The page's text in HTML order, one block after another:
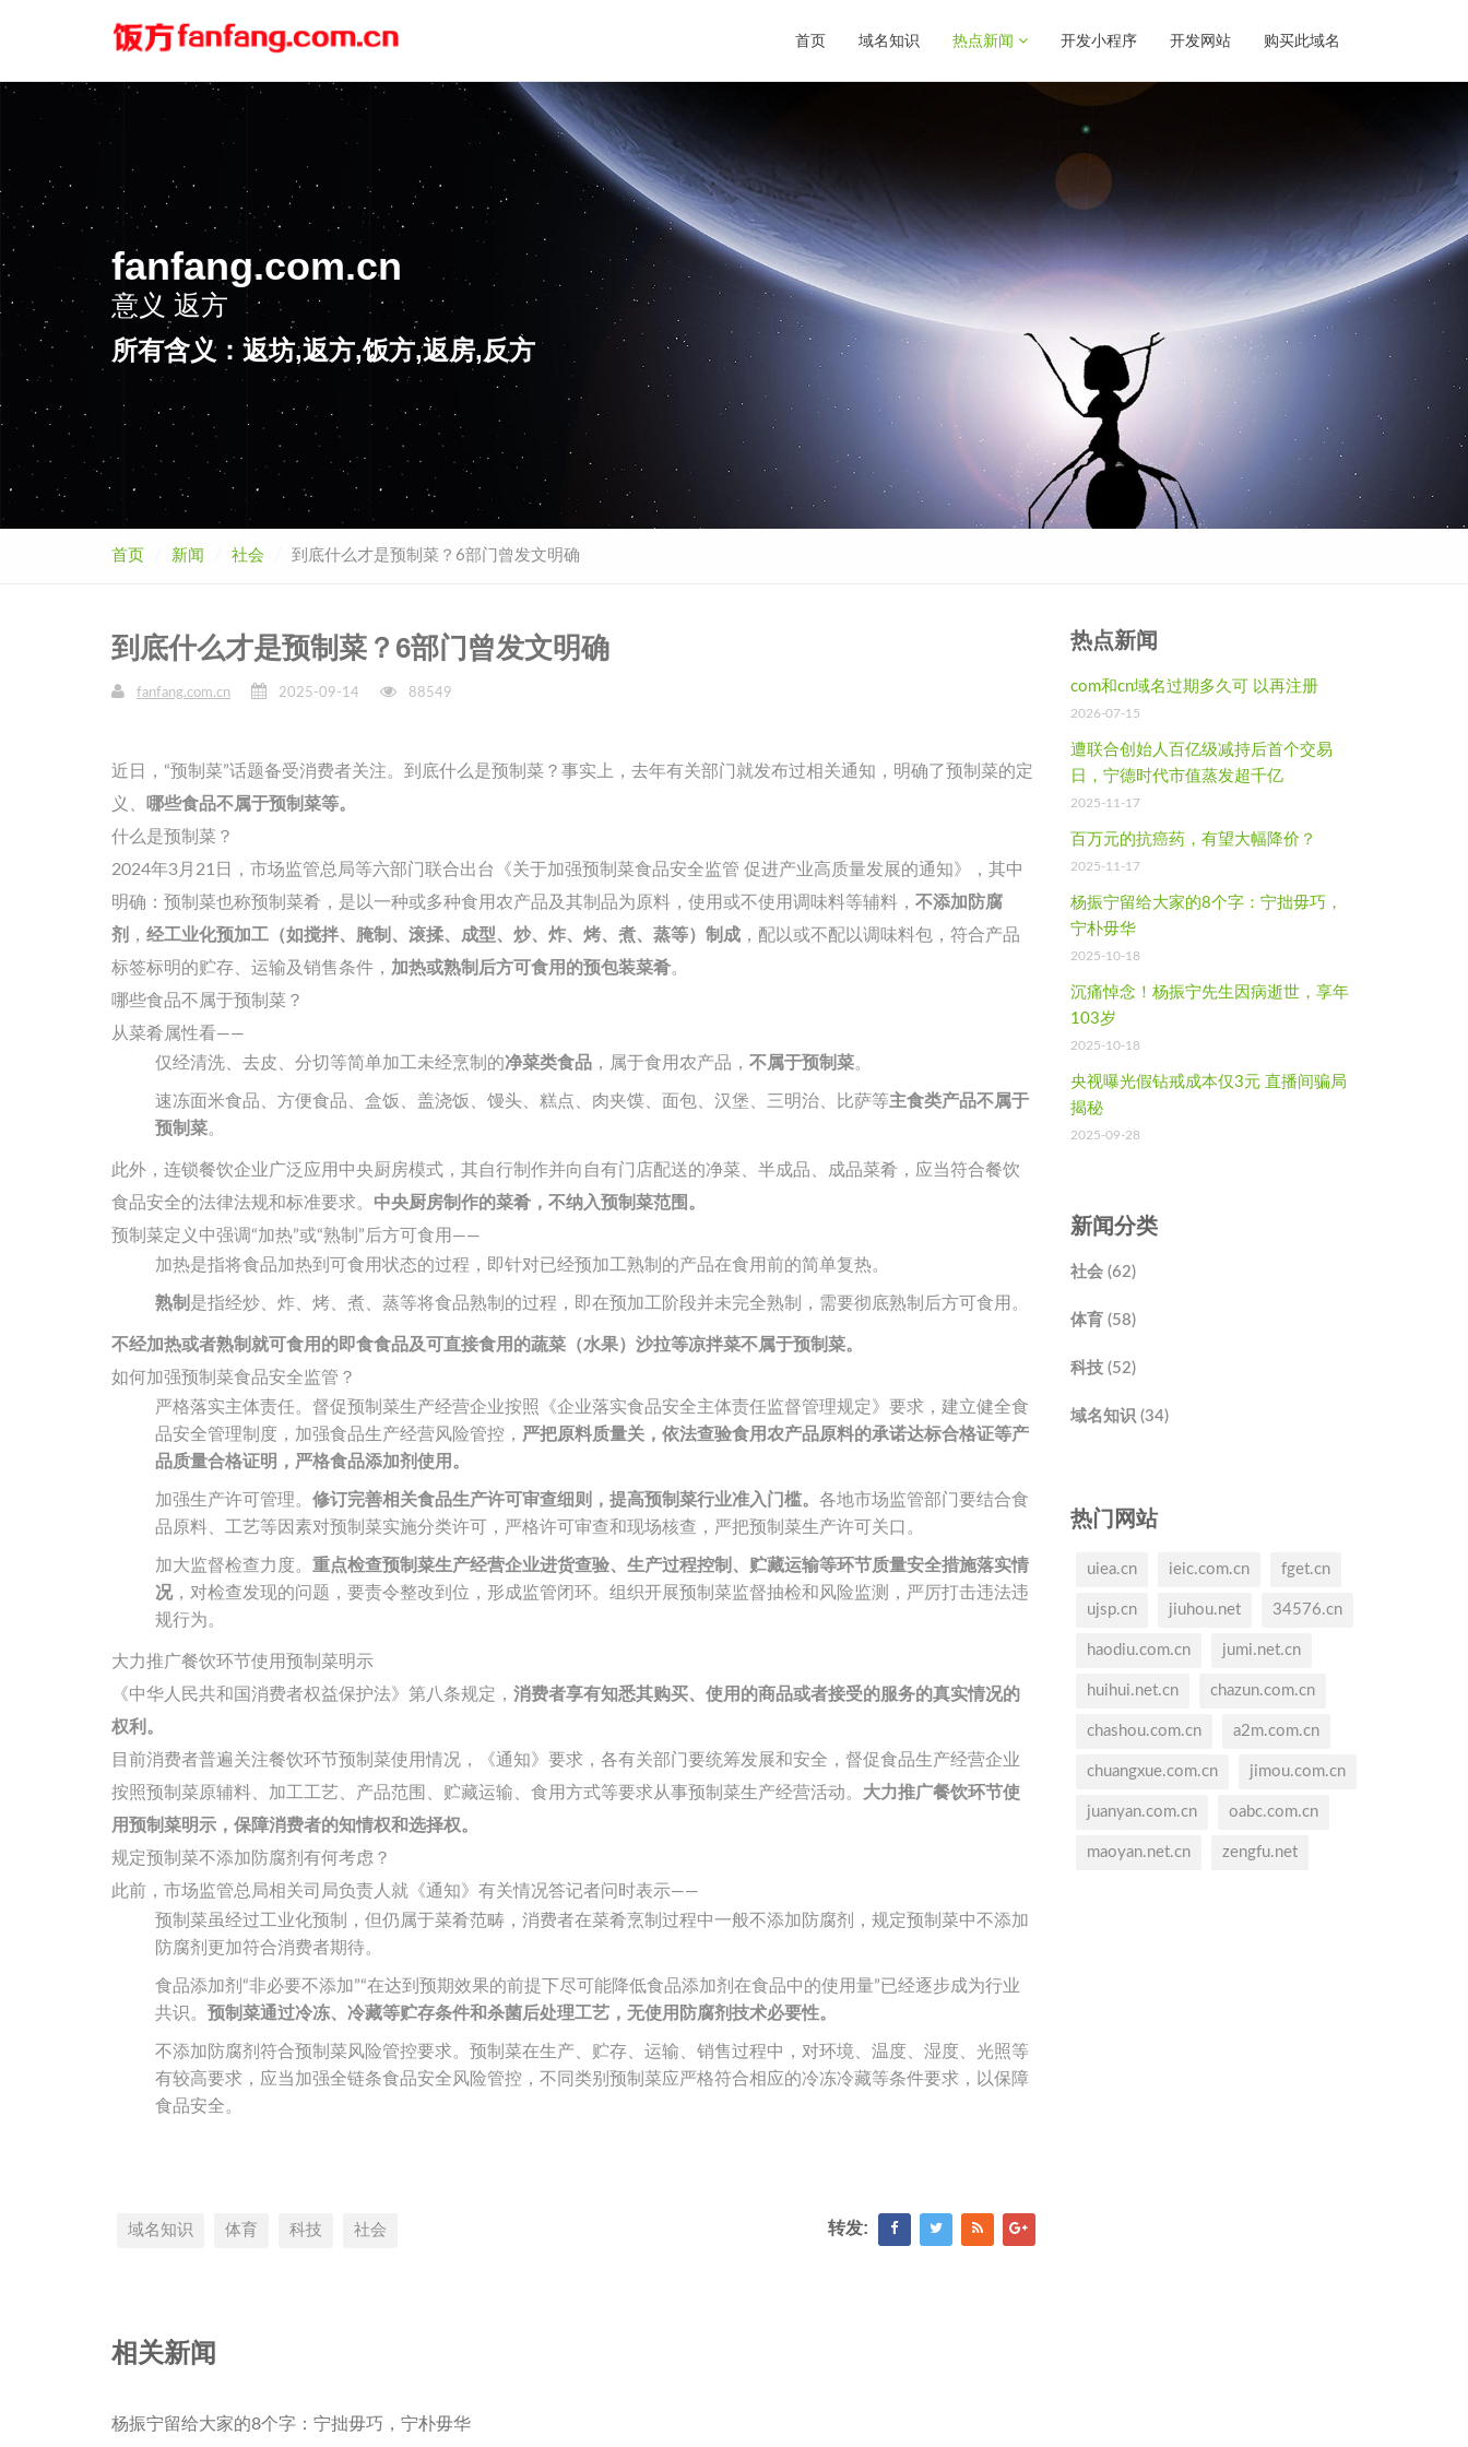
首页 域名知识 热点新闻 开发小程序 开发网站 购买此域名
fanfang.com.cn
意义 返方
所有含义：返坊,返方,饭方,返房,反方
首页 新闻 社会 到底什么才是预制菜？6部门曾发文明确
到底什么才是预制菜？6部门曾发文明确
fanfang.com.cn 2025-09-14 88549
近日，“预制菜”话题备受消费者关注。到底什么是预制菜？事实上，去年有关部门就发布过相关通知，明确了预制菜的定
义、
哪些食品不属于预制菜等。
什么是预制菜？
2024年3月21日，市场监管总局等六部门联合出台《关于加强预制菜食品安全监管 促进产业高质量发展的通知》，其中
明确：预制菜也称预制菜肴，是以一种或多种食用农产品及其制品为原料，使用或不使用调味料等辅料， 不添加防腐
剂
， 经工业化预加工（如搅拌、腌制、滚揉、成型、炒、炸、烤、煮、蒸等）制成 ，配以或不配以调味料包，符合产品
标签标明的贮存、运输及销售条件， 加热或熟制 后方可食用的预包装菜肴。
哪些食品不属于预制菜？
从菜肴属性看——
仅经清洗、去皮、分切等简单加工未经烹制的净菜类食品 ，属于食用农产品， 不属于预制菜。
速冻面米食品、方便食品、盒饭、盖浇饭、馒头、糕点、肉夹馍、面包、汉堡、三明治、比萨等主食类产品不属于
预制菜。
此外，连锁餐饮企业广泛应用中央厨房模式，其自行制作并向自有门店配送的净菜、半成品、成品菜肴，应当符合餐饮
食品安全的法律法规和标准要求。 中央厨房制作的菜肴，不纳入预制菜范围。
预制菜定义中强调“加热”或“熟制”后方可食用——
加热是指将食品加热到可食用状态的过程，即针对已经预加工熟制的产品在食用前的简单复热。
熟制 是指经炒、炸、烤、煮、蒸等将食品熟制的过程，即在预加工阶段并未完全熟制，需要彻底熟制后方可食用。
不经加热或者熟制就可食用的即食食品及可直接食用的蔬菜（水果）沙拉等凉拌菜不属于预制菜。
如何加强预制菜食品安全监管？
严格落实主体责任。督促预制菜生产经营企业按照《企业落实食品安全主体责任监督管理规定》要求，建立健全食
品安全管理制度，加强食品生产经营风险管控， 严把原料质量关，依法查验食用农产品原料的承诺达标合格证等产
品质量合格证明，严格食品添加剂使用。
加强生产许可管理。 修订完善相关食品生产许可审查细则，提高预制菜行业准入门槛。 各地市场监管部门要结合食
品原料、工艺等因素对预制菜实施分类许可，严格许可审查和现场核查，严把预制菜生产许可关口。
加大监督检查力度。 重点检查预制菜生产经营企业进货查验、生产过程控制、贮藏运输等环节质量安全措施落实情
况，对检查发现的问题，要责令整改到位，形成监管闭环。组织开展预制菜监督抽检和风险监测，严厉打击违法违
规行为。
大力推广餐饮环节使用预制菜明示
《中华人民共和国消费者权益保护法》第八条规定， 消费者享有知悉其购买、使用的商品或者接受的服务的真实情况的
权利。
目前消费者普遍关注餐饮环节预制菜使用情况，《通知》要求，各有关部门要统筹发展和安全，督促食品生产经营企业
按照预制菜原辅料、加工工艺、产品范围、贮藏运输、食用方式等要求从事预制菜生产经营活动。 大力推广餐饮环节使
用预制菜明示，保障消费者的知情权和选择权。
规定预制菜不添加防腐剂有何考虑？
此前，市场监管总局相关司局负责人就《通知》有关情况答记者问时表示——
预制菜虽经过工业化预制，但仍属于菜肴范畴，消费者在菜肴烹制过程中一般不添加防腐剂，规定预制菜中不添加
防腐剂更加符合消费者期待。
食品添加剂“非必要不添加”“在达到预期效果的前提下尽可能降低食品添加剂在食品中的使用量”已经逐步成为行业
共识。 预制菜通过冷冻、冷藏等贮存条件和杀菌后处理工艺，无使用防腐剂技术必要性。
不添加防腐剂符合预制菜风险管控要求。预制菜在生产、贮存、运输、销售过程中，对环境、温度、湿度、光照等
有较高要求，应当加强全链条食品安全风险管控，不同类别预制菜应严格符合相应的冷冻冷藏等条件要求，以保障
食品安全。
域名知识 体育 科技 社会 转发:
相关新闻
杨振宁留给大家的8个字：宁拙毋巧，宁朴毋华
热点新闻
com和cn域名过期多久可 以再注册
2026-07-15
遭联合创始人百亿级减持后首个交易
日，宁德时代市值蒸发超千亿
2025-11-17
百万元的抗癌药，有望大幅降价？
2025-11-17
杨振宁留给大家的8个字：宁拙毋巧，
宁朴毋华
2025-10-18
沉痛悼念！杨振宁先生因病逝世，享年
103岁
2025-10-18
央视曝光假钻戒成本仅3元 直播间骗局
揭秘
2025-09-28
新闻分类
社会 (62)
体育 (58)
科技 (52)
域名知识 (34)
热门网站
uiea.cn ieic.com.cn fget.cn
ujsp.cn jiuhou.net 34576.cn
haodiu.com.cn jumi.net.cn
huihui.net.cn chazun.com.cn
chashou.com.cn a2m.com.cn
chuangxue.com.cn jimou.com.cn
juanyan.com.cn oabc.com.cn
maoyan.net.cn zengfu.net